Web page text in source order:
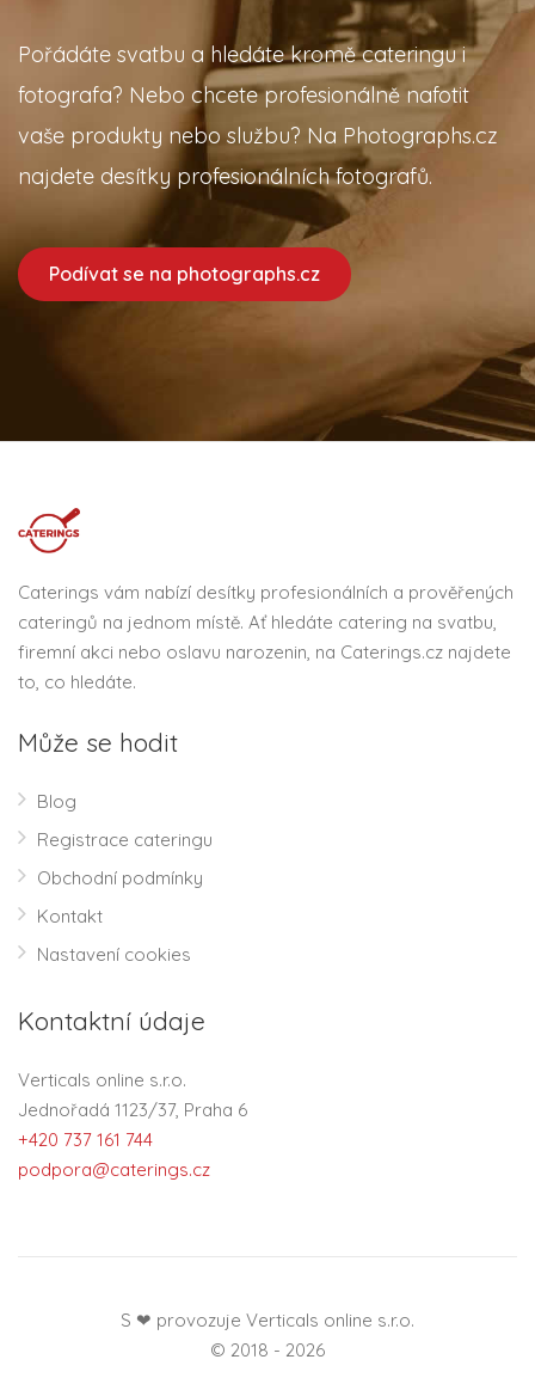
Pořádáte svatbu a hledáte kromě cateringu i
fotografa? Nebo chcete profesionálně nafotit
vaše produkty nebo službu? Na Photographs.cz
najdete desítky profesionálních fotografů.
Podívat se na photographs.cz
Caterings vám nabízí desítky profesionálních a prověřených
cateringů na jednom místě. Ať hledáte catering na svatbu,
firemní akci nebo oslavu narozenin, na Caterings.cz najdete
to, co hledáte.
Může se hodit
Blog
Registrace cateringu
Obchodní podmínky
Kontakt
Nastavení cookies
Kontaktní údaje
Verticals online s.r.o.
Jednořadá 1123/37, Praha 6
+420 737 161 744
podpora@caterings.cz
S ❤ provozuje Verticals online s.r.o.
© 2018 - 2026